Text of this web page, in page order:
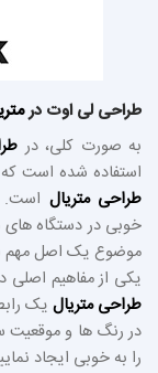
طراحی لی اوت در
به صورت کلی، در
استفاده شده است
طراحی متریال است.
خوبی در دستگاه های
موضوع یک اصل مهم
یکی از مفاهیم
طراحی متریال یک
در رنگ ها و موقعیت
را به خوبی ایجاد